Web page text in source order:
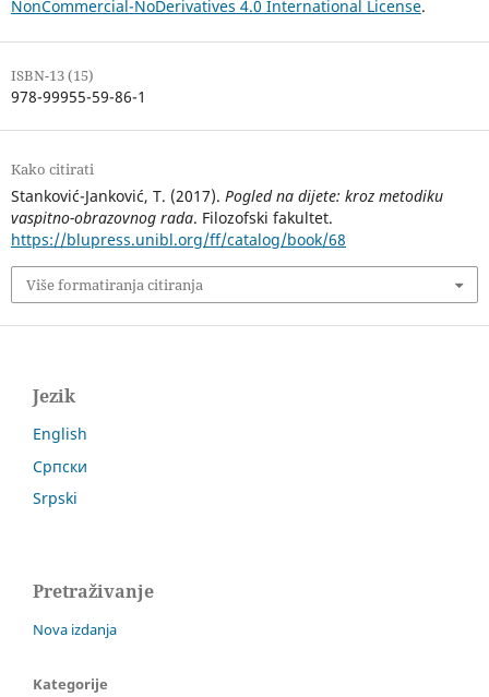
NonCommercial-NoDerivatives 4.0 International License.
ISBN-13 (15)
978-99955-59-86-1
Kako citirati
Stanković-Janković, T. (2017). Pogled na dijete: kroz metodiku
vaspitno-obrazovnog rada. Filozofski fakultet.
https://blupress.unibl.org/ff/catalog/book/68
Više formatiranja citiranja
Jezik
English
Српски
Srpski
Pretraživanje
Nova izdanja
Kategorije